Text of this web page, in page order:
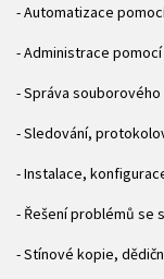
- Automatizace
- Administrace
- Správa
- Sledování,
- Instalace,
- Řešení problémů se
- Stínové kopie,